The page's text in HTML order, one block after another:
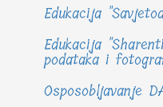
Edukacija
Edukacija
podataka i
Osposobljavanje